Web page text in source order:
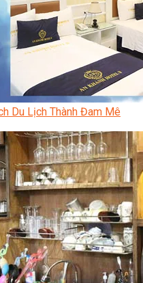
Du Lịch Thành Đam Mê